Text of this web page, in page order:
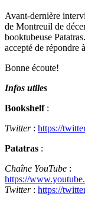
Avant-dernière
de Montreuil de
booktubeuse
accepté de répondre
Bonne écoute!
Infos utiles
Bookshelf:
Twitter: https://
Patatras :
Chaîne YouTube :
https://
Twitter: https://